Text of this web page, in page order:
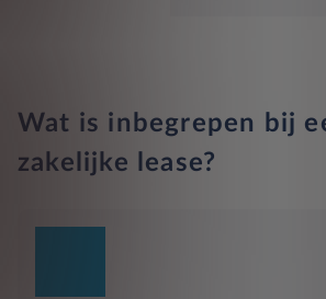
Wat is inbegrepen bij
zakelijke lease?